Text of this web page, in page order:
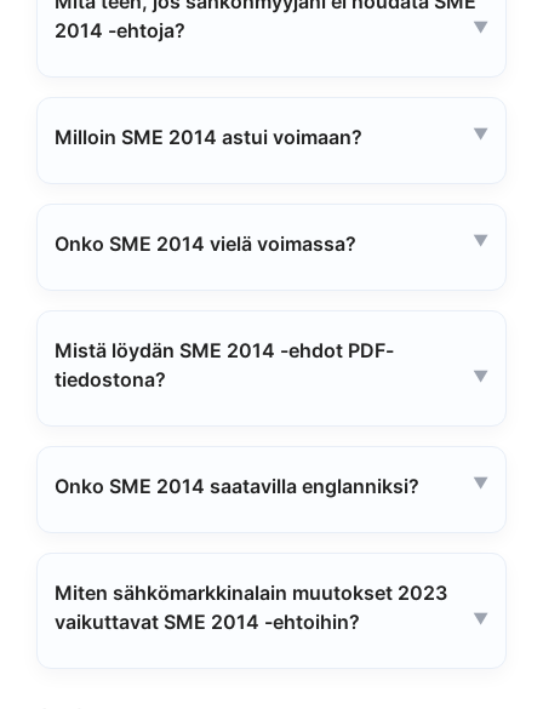
2014 -ehtoja?
Milloin SME 2014 astui voimaan?
Onko SME 2014 vielä voimassa?
Mistä löydän SME 2014 -ehdot PDF-
tiedostona?
Onko SME 2014 saatavilla englanniksi?
Miten sähkömarkkinalain muutokset 2023
vaikuttavat SME 2014 -ehtoihin?